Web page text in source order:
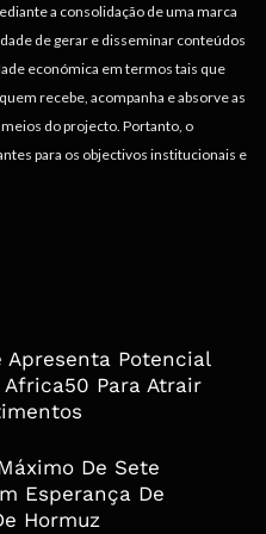
a consolidação de uma marca
de gerar e disseminar conteúdos
económica em termos tais que
recebe, acompanha e absorve as
do projecto. Portanto, o
para os objectivos institucionais e
Apresenta Potencial
Africa50 Para Atrair
De Sete
Esperança De
Hormuz